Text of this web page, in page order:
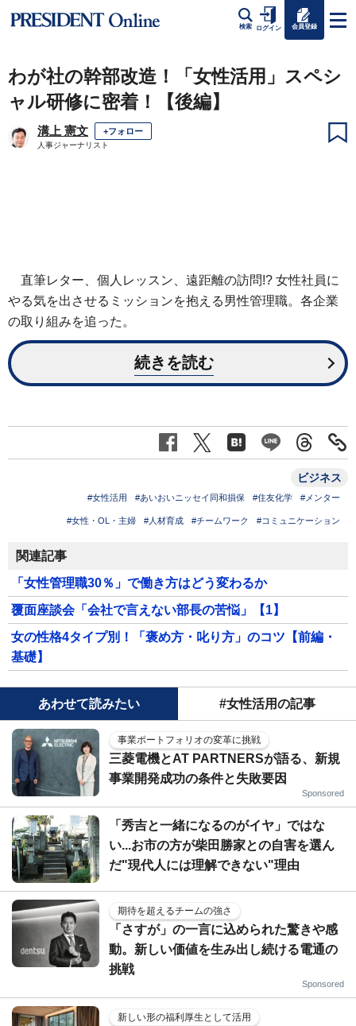
検索 ログイン 会員登録
わが社の幹部改造！「女性活用」スペシ
ャル研修に密着！【後編】
溝上 憲文 +フォロー
人事ジャーナリスト
直筆レター、個人レッスン、遠距離の訪問!? 女性社員に
やる気を出させるミッションを抱える男性管理職。各企業
の取り組みを追った。
続きを読む
ビジネス
#女性活用 #あいおいニッセイ同和損保 #住友化学 #メンター
#女性・OL・主婦 #人材育成 #チームワーク #コミュニケーション
関連記事
「女性管理職30％」で働き方はどう変わるか
覆面座談会「会社で言えない部長の苦悩」【1】
女の性格4タイプ別！「褒め方・叱り方」のコツ【前編・
基礎】
あわせて読みたい #女性活用の記事
事業ポートフォリオの変革に挑戦
三菱電機とAT PARTNERSが語る、新規
事業開発成功の条件と失敗要因
Sponsored
「秀吉と一緒になるのがイヤ」ではな
い...お市の方が柴田勝家との自害を選ん
だ"現代人には理解できない"理由
期待を超えるチームの強さ
「さすが」の一言に込められた驚きや感
動。新しい価値を生み出し続ける電通の
挑戦
Sponsored
新しい形の福利厚生として活用